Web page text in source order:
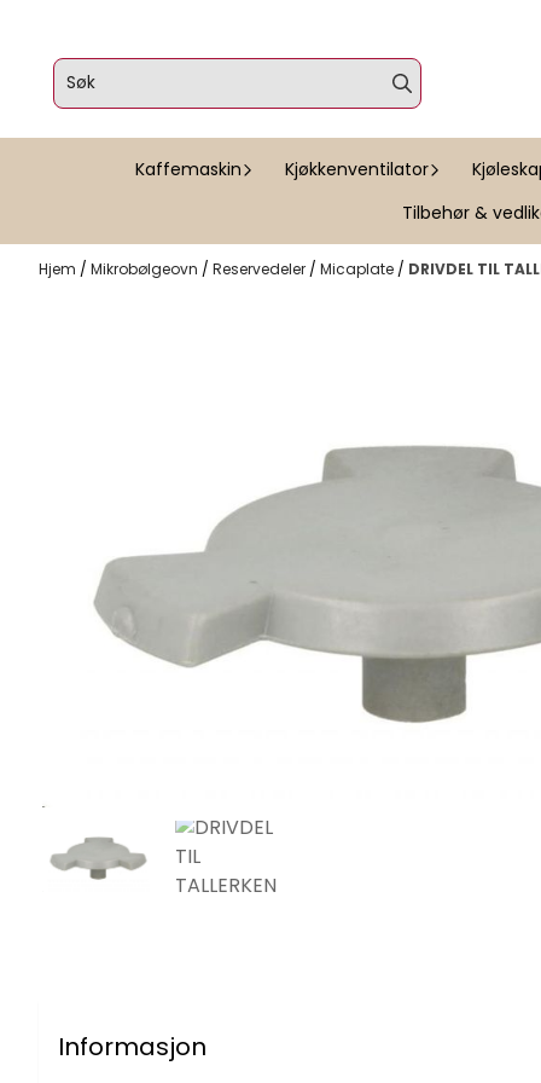
Kaffemaskin Kjøkkenventilator
Tilbehør &
Hjem / Mikrobølgeovn / Reservedeler / Micaplate / DRIVDEL TIL
Informasjon